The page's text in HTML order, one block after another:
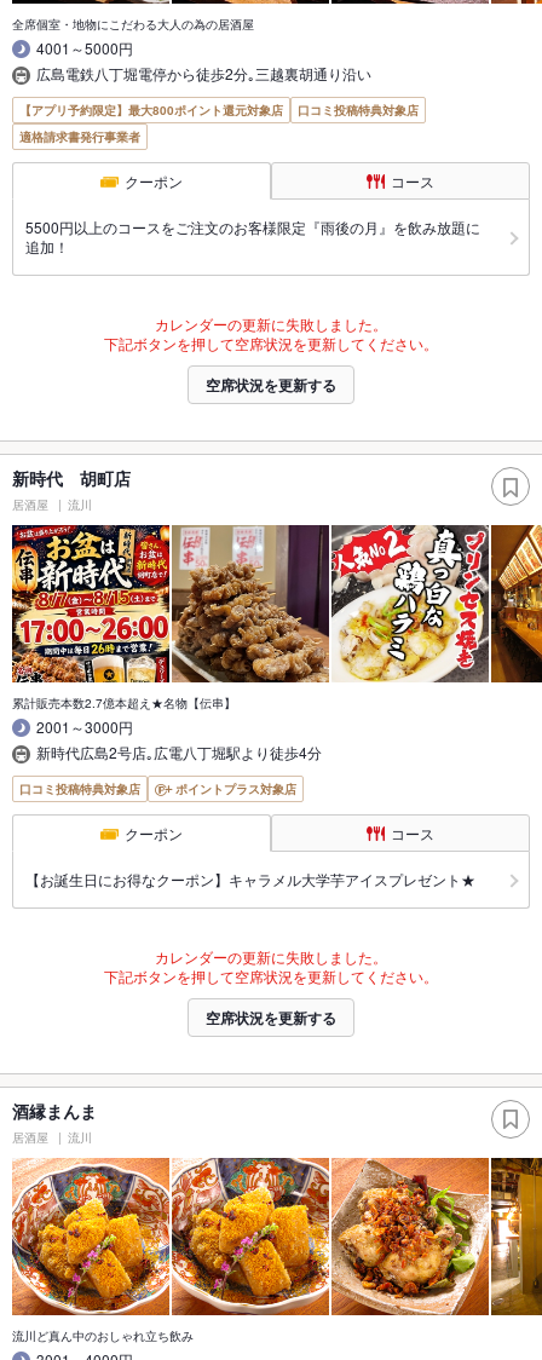
全席個室・地物にこだわる大人の為の居酒屋
4001～5000円
広島電鉄八丁堀電停から徒歩2分｡三越裏胡通り沿い
【アプリ予約限定】最大800ポイント還元対象店
口コミ投稿特典対象店
適格請求書発行事業者
クーポン コース
5500円以上のコースをご注文のお客様限定『雨後の月』を飲み放題に
追加！
カレンダーの更新に失敗しました。
下記ボタンを押して空席状況を更新してください。
空席状況を更新する
新時代 胡町店
居酒屋 流川
累計販売本数2.7億本超え★名物【伝串】
2001～3000円
新時代広島2号店｡広電八丁堀駅より徒歩4分
口コミ投稿特典対象店 ポイントプラス対象店
クーポン コース
【お誕生日にお得なクーポン】キャラメル大学芋アイスプレゼント★
カレンダーの更新に失敗しました。
下記ボタンを押して空席状況を更新してください。
空席状況を更新する
酒縁まんま
居酒屋 流川
流川ど真ん中のおしゃれ立ち飲み